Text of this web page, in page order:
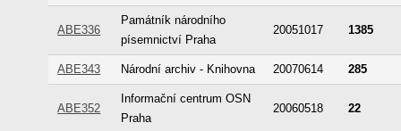
ABE336
Památník národního
písemnictví Praha
20051017 1385
ABE343 Národní archiv - Knihovna 20070614 285
ABE352
Informační centrum OSN
Praha
20060518 22